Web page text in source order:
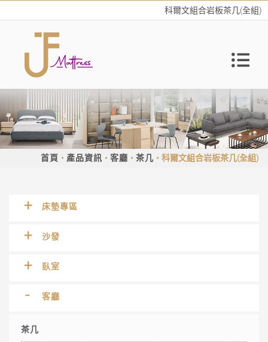
科爾文組合岩板茶几(全組)
首頁 產品資訊 客廳 茶几 科爾文組合岩板茶几(全組)
床墊專區
沙發
臥室
客廳
茶几